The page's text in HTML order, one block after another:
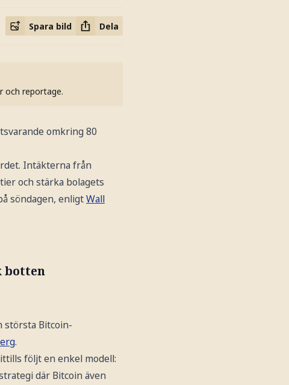
Spara bild Dela
och reportage.
omkring 80
Intäkterna från
och stärka bolagets
söndagen, enligtWall
botten
största Bitcoin-
.
följt en enkel modell:
där Bitcoin även